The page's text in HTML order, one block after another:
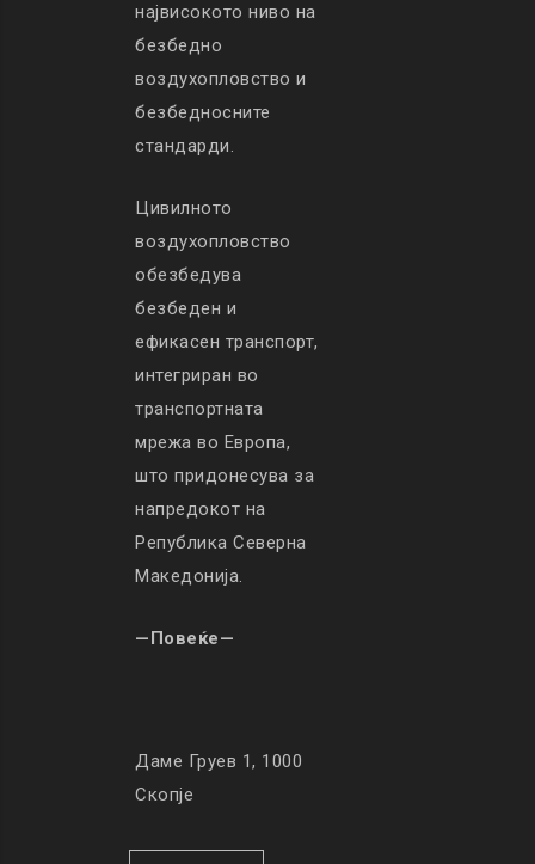
највисокото ниво на
безбедно
воздухопловство и
безбедносните
стандарди.
Цивилното
воздухопловство
обезбедува
безбеден и
ефикасен транспорт,
интегриран во
транспортната
мрежа во Европа,
што придонесува за
напредокот на
Република Северна
Македонија.
—Повеќе—
Даме Груев 1, 1000
Скопје